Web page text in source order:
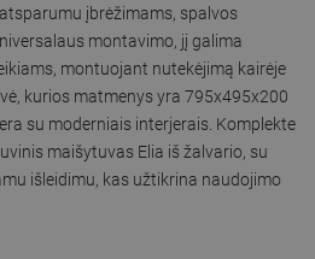
įbrėžimams, spalvos
montavimo, jį galima
montuojant nutekėjimą kairėje
kurios matmenys yra 795x495x200
su moderniais interjerais. Komplekte
maišytuvas Elia iš žalvario, su
išleidimu, kas užtikrina naudojimo